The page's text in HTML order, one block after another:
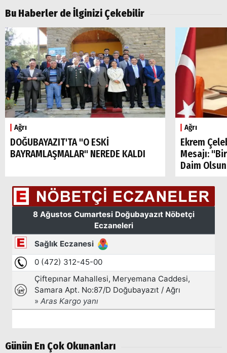
Bu Haberler de İlginizi Çekebilir
Ağrı
DOĞUBAYAZIT'TA "O ESKİ
BAYRAMLAŞMALAR" NEREDE KALDI
Ağrı
Ekrem
Mesajı:
Daim
Günün En Çok Okunanları
Aramalar:
Doğubayazıt